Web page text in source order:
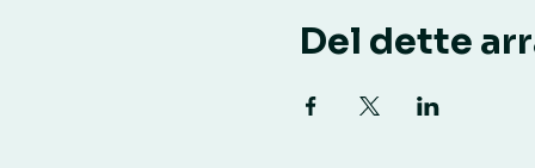
Del dette